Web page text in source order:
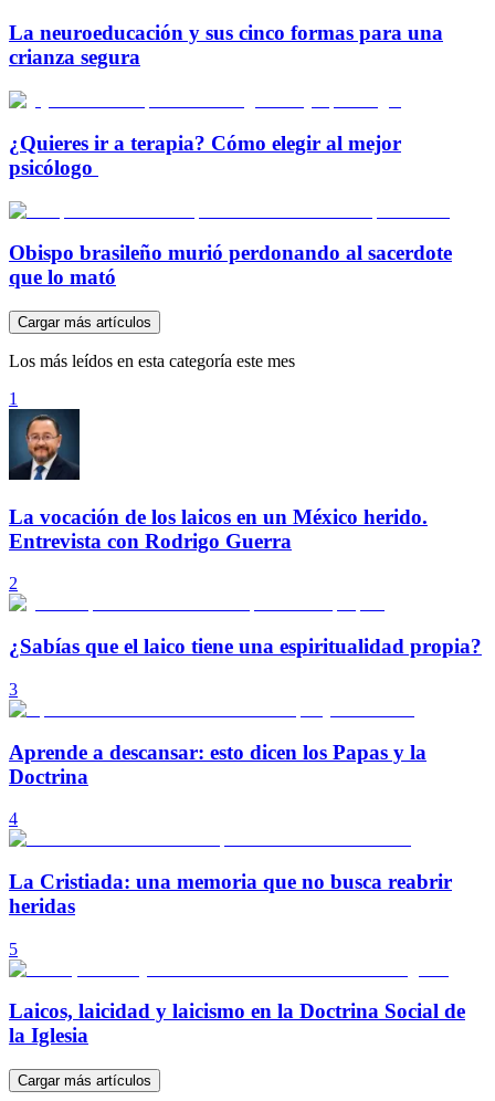
La neuroeducación y sus cinco formas para una
crianza segura
¿Quieres ir a terapia? Cómo elegir al mejor
psicólogo
Obispo brasileño murió perdonando al sacerdote
que lo mató
Cargar más artículos
Los más leídos en esta categoría este mes
1
La vocación de los laicos en un México herido.
Entrevista con Rodrigo Guerra
2
¿Sabías que el laico tiene una espiritualidad propia?
3
Aprende a descansar: esto dicen los Papas y la
Doctrina
4
La Cristiada: una memoria que no busca reabrir
heridas
5
Laicos, laicidad y laicismo en la Doctrina Social de
la Iglesia
Cargar más artículos